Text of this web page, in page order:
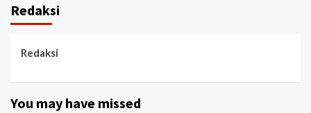
Redaksi
Redaksi
You may have missed